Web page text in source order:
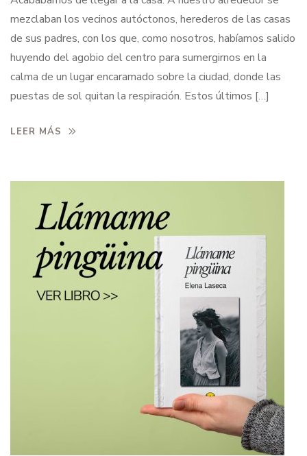
mezclaban los vecinos autóctonos, herederos de las casas
de sus padres, con los que, como nosotros, habíamos salido
huyendo del agobio del centro para sumergirnos en la
calma de un lugar encaramado sobre la ciudad, donde las
puestas de sol quitan la respiración. Estos últimos […]
LEER MÁS